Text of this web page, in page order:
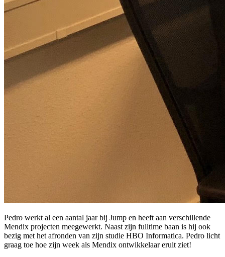
Pedro werkt al een aantal jaar bij Jump en heeft aan verschillende
Mendix projecten meegewerkt. Naast zijn fulltime baan is hij ook
bezig met het afronden van zijn studie HBO Informatica. Pedro licht
graag toe hoe zijn week als Mendix ontwikkelaar eruit ziet!